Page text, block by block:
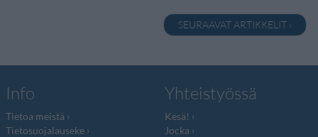
SEURAAVAT ARTIKKELIT ›
Info
Tietoa meistä
Tietosuojalauseke
Yhteistyössä
Kesä!
Jocka